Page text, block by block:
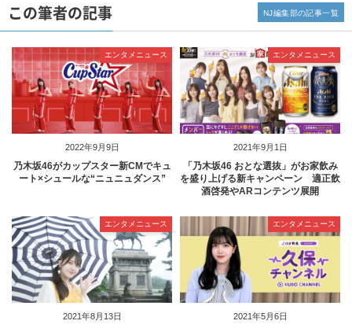
この筆者の記事
2022年9月9日
エンタメニュース
乃木坂46がカップスター新CMでキュ
ート×シュールな“ニュニュダンス”
2021年9月1日
エンタメニュース
「乃木坂46 おとな選抜」がお家飲み
を盛り上げる新キャンペーン 適正飲
酒啓発やARコンテンツ展開
2021年8月13日
エンタメニュース
2021年5月6日
エンタメニュース
NJ編集部の記事一覧